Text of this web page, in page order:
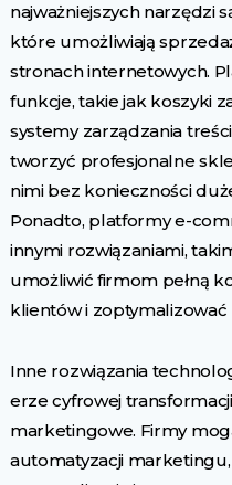
najważniejszych narzędzi
które umożliwiają
stronach internetowych.
funkcje, takie jak koszyki
systemy zarządzania
tworzyć profesjonalne
nimi bez konieczności
Ponadto, platformy e-
innymi rozwiązaniami,
umożliwić firmom pełną
klientów i
Inne rozwiązania
erze cyfrowej
marketingowe. Firmy
automatyzacji